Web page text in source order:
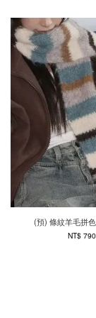
(預) 條紋羊毛拼
NT$ 790